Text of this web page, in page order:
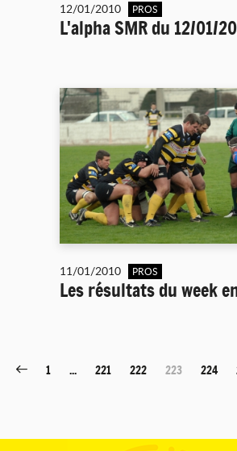
12/01/2010 PROS
L'alpha SMR du 12/01/
11/01/2010 PROS
Les résultats du week
1 ... 221 222 223 224